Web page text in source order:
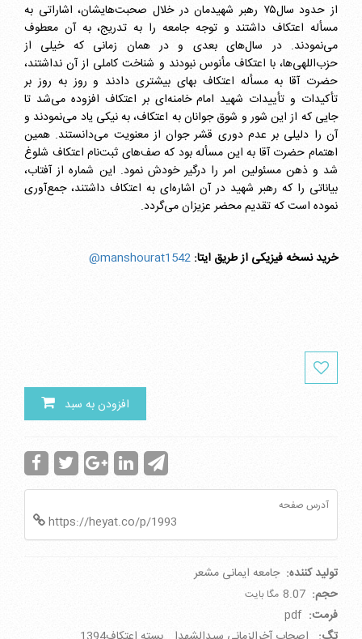
از حدود سال۷۵ رهبر شهیدمان در خلال صحبت‌هایشان، اشاراتی به
مسأله اعتکاف داشتند و توجه جامعه را به تدریج، به آن معطوف
می‌نمودند. در سال‌های بعدی و در همان زمانی که خیلی از
حزب‌اللهی‌ها، با اعتکاف مأنوس نبودند و شناخت کاملی از آن نداشتند،
حضرت آقا به مسأله اعتکاف بهای بیشتری دادند و روز به روز بر
تأکیدات و تأییدات شهید امام خامنه‌ای بر اعتکاف افزوده می‌شد تا
جایی که از این شور و شوق جوانان به اعتکاف، به نیکی یاد می‌نمودند و
آن را دلیلی بر عدم دوری قشر جوان از معنویت می‌دانستند. همین
اهتمام حضرت آقا به این مسأله بود که صف‌های ثبت‌نام اعتکاف شلوغ
شد و ذهن مسئولین امر را درگیر خودش نمود. این شماره از آفتاب،
بیاناتی را که رهبر شهید در آن اشاره‌ای به اعتکاف داشتند، جمع‌آوری
نموده است که تقدیم محضر عزیزان می‌گردد.
خرید نسخه فیزیکی از طریق ایتا: manshourat1542@
افزودن به سبد
آدرس صفحه
https://heyat.co/p/1993
تولید کننده: جامعه ایمانی مشعر
حجم: 8.07 مگا بایت
فرمت: pdf